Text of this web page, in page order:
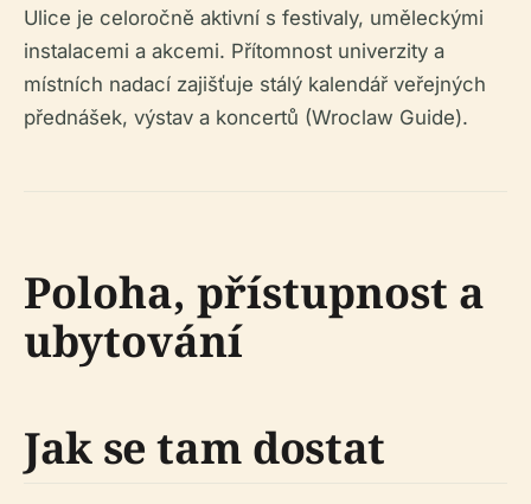
Ulice je celoročně aktivní s festivaly, uměleckými
instalacemi a akcemi. Přítomnost univerzity a
místních nadací zajišťuje stálý kalendář veřejných
přednášek, výstav a koncertů (Wroclaw Guide).
Poloha, přístupnost a
ubytování
Jak se tam dostat